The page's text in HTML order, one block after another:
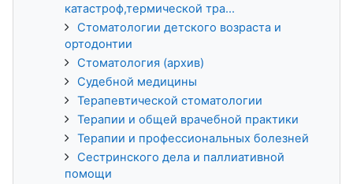
катастроф,термической тра...
Стоматологии детского возраста и
ортодонтии
Стоматология (архив)
Судебной медицины
Терапевтической стоматологии
Терапии и общей врачебной практики
Терапии и профессиональных болезней
Сестринского дела и паллиативной
помощи